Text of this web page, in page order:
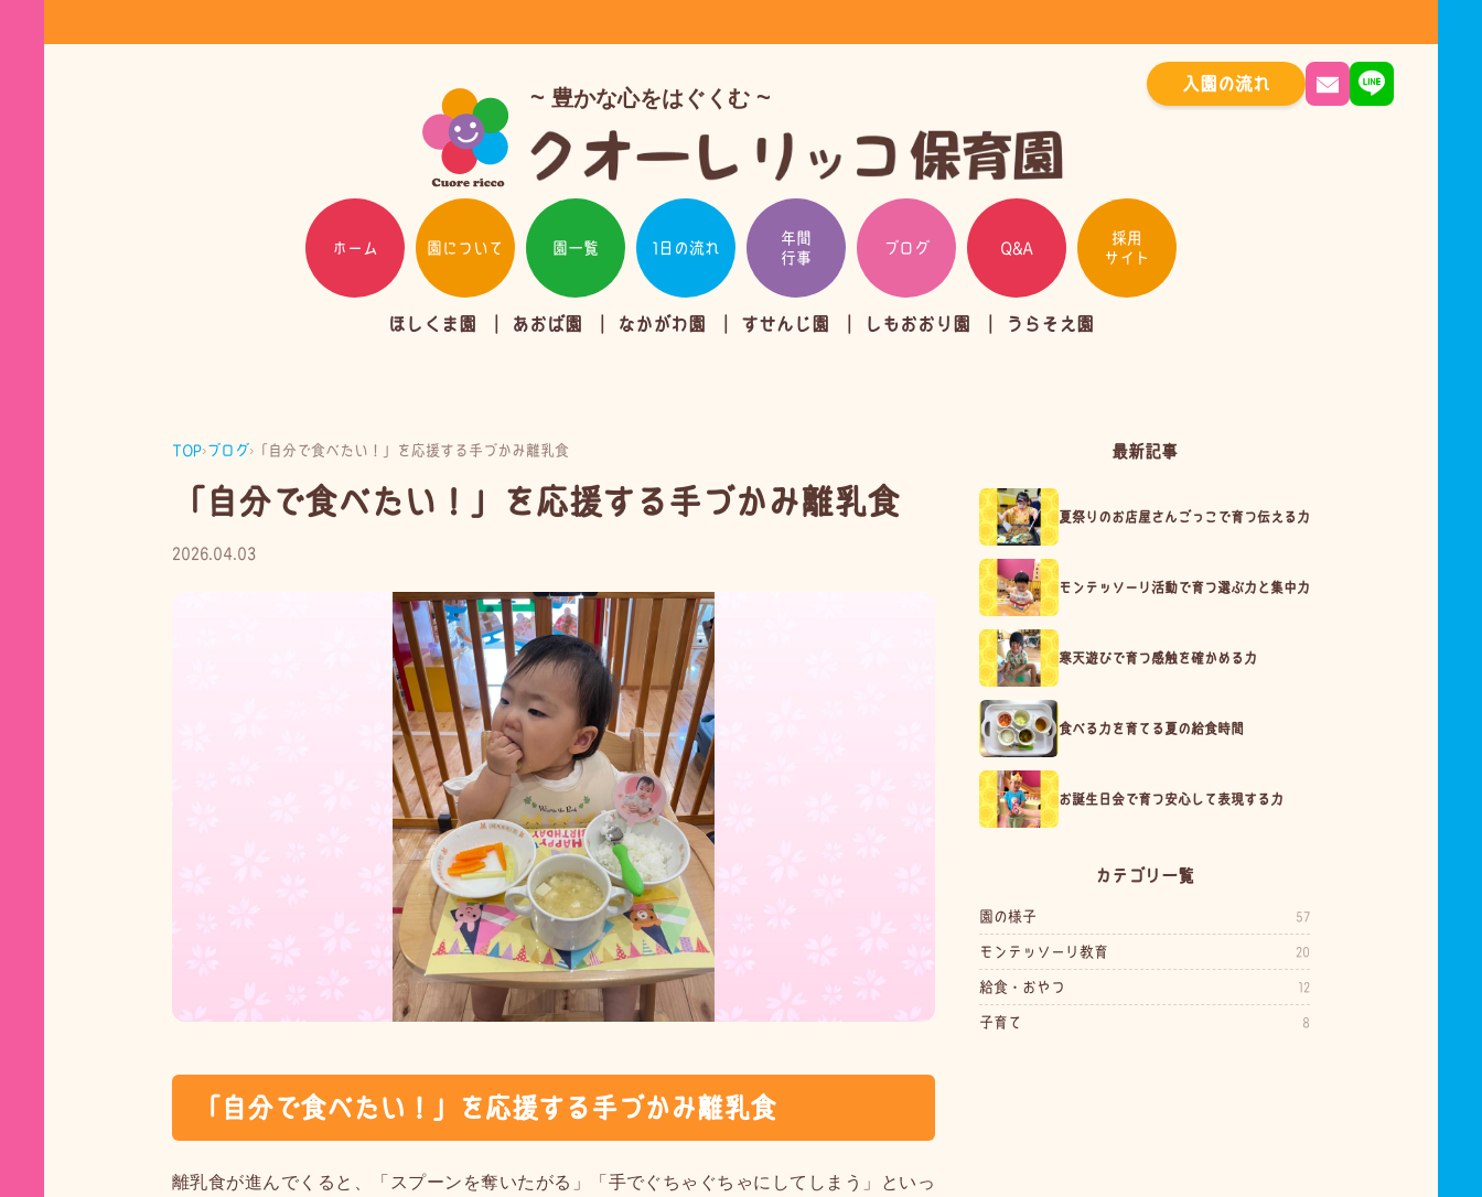
入園の流れ
豊かな心をはぐくむ
ホーム 園について 園一覧 1日の流れ
年間
行事
ブログ Q&A
採用
サイト
ほしくま園 あおば園 なかがわ園 すせんじ園 しもおおり園 うらそえ園
TOP›ブログ › 「自分で食べたい！」を応援する手づかみ離乳食
「自分で食べたい！」を応援する手づかみ離乳食
2026.04.03
「自分で食べたい！」を応援する手づかみ離乳食
離乳食が進んでくると、「スプーンを奪いたがる」「手でぐちゃぐちゃにしてしまう」といっ
最新記事
夏祭りのお店屋さんごっこで育つ伝える力
モンテッソーリ活動で育つ選ぶ力と集中力
寒天遊びで育つ感触を確かめる力
食べる力を育てる夏の給食時間
お誕生日会で育つ安心して表現する力
カテゴリ一覧
園の様子 57
モンテッソーリ教育 20
給食・おやつ 12
子育て 8